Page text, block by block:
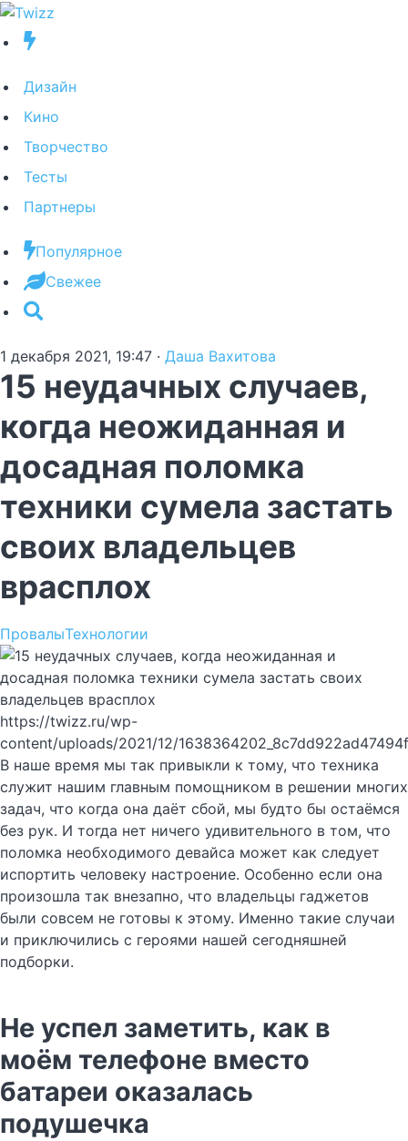
Дизайн
Кино
Творчество
Тесты
Партнеры
Популярное
Свежее
1 декабря 2021, 19:47 · Даша Вахитова
15 неудачных случаев,
когда неожиданная и
досадная поломка
техники сумела застать
своих владельцев
врасплох
ПровалыТехнологии
https://twizz.ru/wp-
content/uploads/2021/12/
В наше время мы так привыкли к тому, что техника
служит нашим главным помощником в решении многих
задач, что когда она даёт сбой, мы будто бы остаёмся
без рук. И тогда нет ничего удивительного в том, что
поломка необходимого девайса может как следует
испортить человеку настроение. Особенно если она
произошла так внезапно, что владельцы гаджетов
были совсем не готовы к этому. Именно такие случаи
и приключились с героями нашей сегодняшней
подборки.
Не успел заметить, как в
моём телефоне вместо
батареи оказалась
подушечка